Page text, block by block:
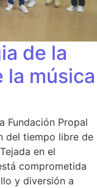
de la
la música
Fundación Propal
del tiempo libre de
en el
comprometida
y diversión a